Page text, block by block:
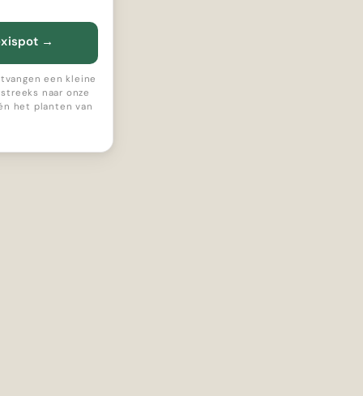
→
een kleine
naar onze
het planten van